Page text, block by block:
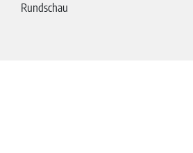
Rundschau